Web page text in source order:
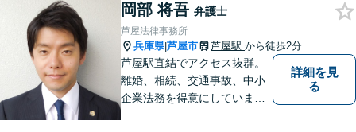
る方は、お気軽にご連絡下さ
い。【宅建士・行政書士資格
保持】
岡部 将吾 弁護士
芦屋法律事務所
兵庫県|芦屋市 芦屋駅 から徒歩2分
芦屋駅直結でアクセス抜群。
離婚、相続、交通事故、中小
企業法務を得意にしていま
詳細を見
る